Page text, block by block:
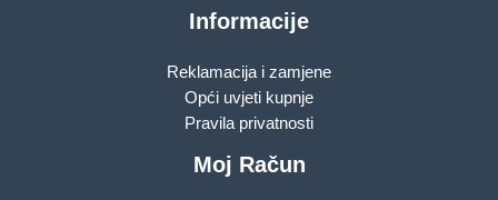
Informacije
Reklamacija i zamjene
Opći uvjeti kupnje
Pravila privatnosti
Moj Račun